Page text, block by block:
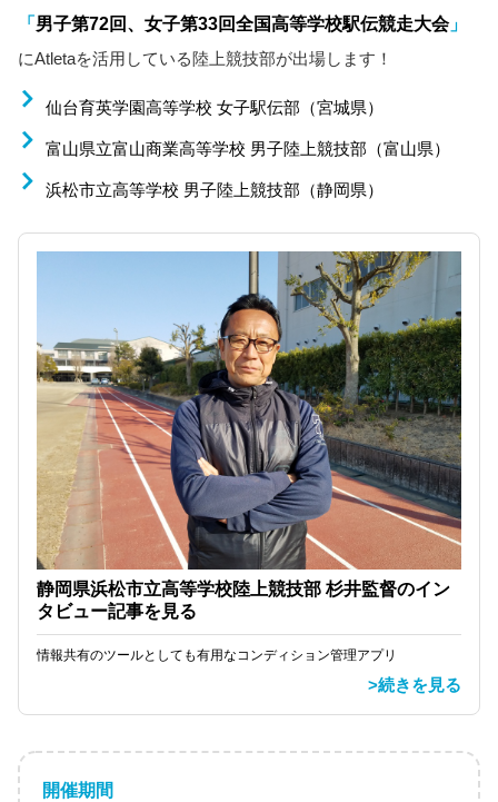
「 男子第72回、女子第33回全国高等学校駅伝競走大会」
にAtletaを活用している陸上競技部が出場します！
仙台育英学園高等学校 女子駅伝部（宮城県）
富山県立富山商業高等学校 男子陸上競技部（富山県）
浜松市立高等学校 男子陸上競技部（静岡県）
静岡県浜松市立高等学校陸上競技部 杉井監督のイン
タビュー記事を見る
情報共有のツールとしても有用なコンディション管理アプリ
>続きを見る
開催期間